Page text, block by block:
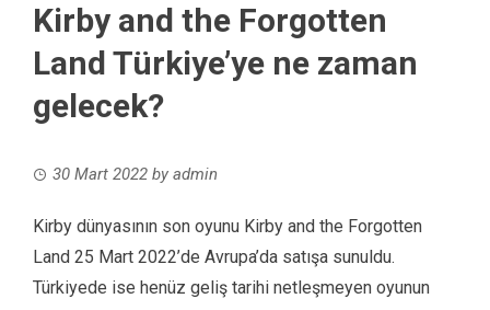
Kirby and the Forgotten
Land Türkiye’ye ne zaman
gelecek?
30 Mart 2022 by admin
Kirby dünyasının son oyunu Kirby and the Forgotten
Land 25 Mart 2022’de Avrupa’da satışa sunuldu.
Türkiyede ise henüz geliş tarihi netleşmeyen oyunun